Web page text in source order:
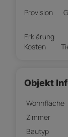
Provision
Erklärung
Kosten
Objekt
Wohnfläche
Zimmer
Bautyp